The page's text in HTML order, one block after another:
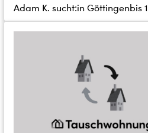
Adam K. sucht:in Göttingenbis